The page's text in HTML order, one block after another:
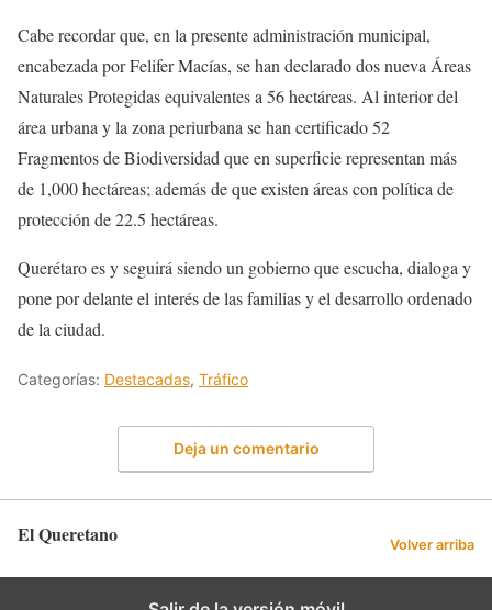
Cabe recordar que, en la presente administración municipal,
encabezada por Felifer Macías, se han declarado dos nueva Áreas
Naturales Protegidas equivalentes a 56 hectáreas. Al interior del
área urbana y la zona periurbana se han certificado 52
Fragmentos de Biodiversidad que en superficie representan más
de 1,000 hectáreas; además de que existen áreas con política de
protección de 22.5 hectáreas.
Querétaro es y seguirá siendo un gobierno que escucha, dialoga y
pone por delante el interés de las familias y el desarrollo ordenado
de la ciudad.
Categorías: Destacadas, Tráfico
Deja un comentario
El Queretano Volver arriba